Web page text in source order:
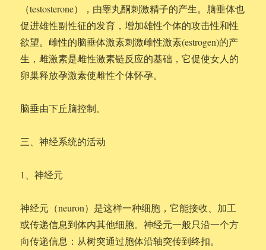
（testosterone），由睾丸酮刺激精子的产生。脑垂体也
促进雄性副性征的发育，增加雄性个体的攻击性和性
欲望。雌性的脑垂体激素刺激雌性激素(estrogen)的产
生，雌激素是雌性激素链反应的基础，它促使女人的
卵巢释放孕激素使雌性个体怀孕。
脑垂由下丘脑控制。
三、神经系统的活动
1、神经元
神经元（neuron）是这样一种细胞，它能接收、加工
或传递信息到体内其他细胞。神经元一般只沿一个方
向传递信息：从树突通过胞体沿轴突传到终扣。